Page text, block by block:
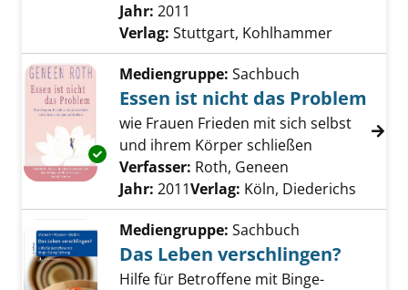
Jahr: 2011
Verlag: Stuttgart, Kohlhammer
Exemplar-Details von Essen ist nicht das
Mediengruppe: Sachbuch
Essen ist nicht das Problem
wie Frauen Frieden mit sich selbst
und ihrem Körper schließen
Verfasser: Roth, Geneen
Jahr: 2011Verlag: Köln, Diederichs
Mediengruppe: Sachbuch
Das Leben verschlingen?
Hilfe für Betroffene mit Binge-